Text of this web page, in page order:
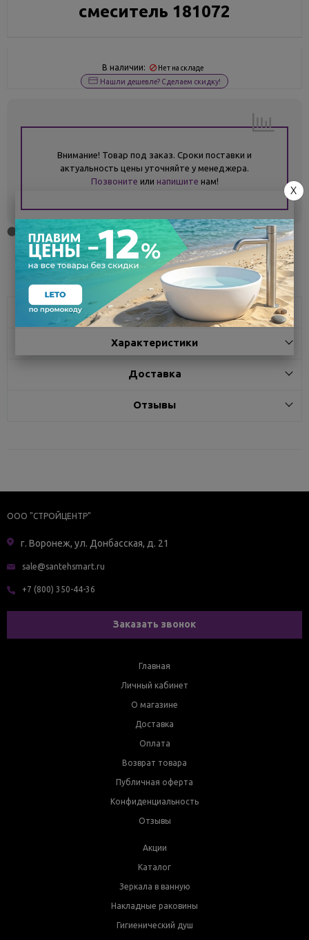
смеситель 181072
В наличии: Нет на складе
Нашли дешевле? Сделаем скидку!
Внимание! Товар под заказ. Сроки поставки и
актуальность цены уточняйте у менеджера.
Позвоните или напишите нам!
Поделиться
Описание
Характеристики
Доставка
Отзывы
ООО "СТРОЙЦЕНТР"
г. Воронеж, ул. Донбасская, д. 21
sale@santehsmart.ru
+7 (800) 350-44-36
Заказать звонок
Главная
Личный кабинет
О магазине
Доставка
Оплата
Возврат товара
Публичная оферта
Конфиденциальность
Отзывы
Акции
Каталог
Зеркала в ванную
Накладные раковины
Гигиенический душ
X